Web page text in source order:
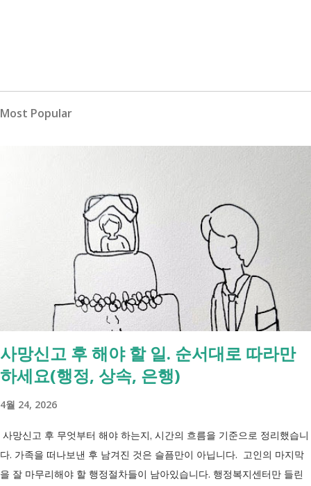
Most Popular
사망신고 후 해야 할 일. 순서대로 따라만
하세요(행정, 상속, 은행)
4월 24, 2026
사망신고 후 무엇부터 해야 하는지, 시간의 흐름을 기준으로 정리했습니
다. 가족을 떠나보낸 후 남겨진 것은 슬픔만이 아닙니다. 고인의 마지막
을 잘 마무리해야 할 행정절차들이 남아있습니다. 행정복지센터만 들린